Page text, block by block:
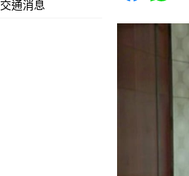
交通消息